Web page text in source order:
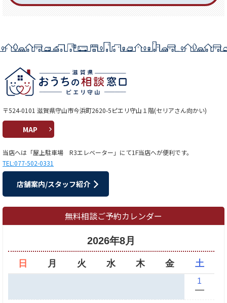
〒524-0101 滋賀県守山市今浜町2620-5ピエリ守山１階(セリアさん向かい)
MAP
当店へは「屋上駐車場 R3エレベーター」にて1F当店へが便利です。
TEL:077-502-0331
店舗案内/スタッフ紹介
無料相談ご予約カレンダー
2026年8月
日 月 火 水 木 金 土
1
ー